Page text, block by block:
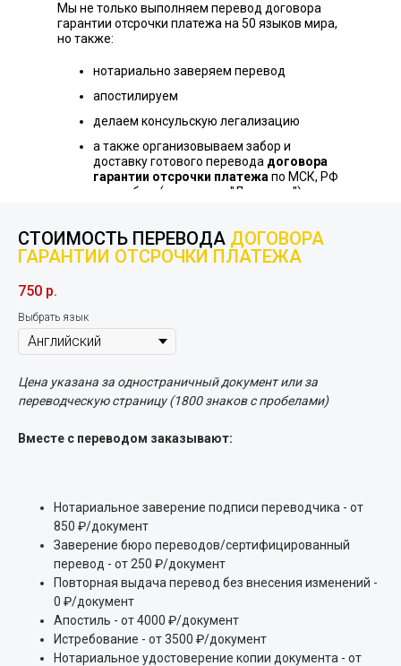
Мы не только выполняем перевод договора
гарантии отсрочки платежа на 50 языков мира,
но также:
нотариально заверяем перевод
апостилируем
делаем консульскую легализацию
а также организовываем забор и
доставку готового перевода договора
гарантии отсрочки платежа по МСК, РФ
и за рубеж (см. раздел "Доставка")
СТОИМОСТЬ ПЕРЕВОДА ДОГОВОРА
ГАРАНТИИ ОТСРОЧКИ ПЛАТЕЖА
750 р.
Выбрать язык
Цена указана за одностраничный документ или за
переводческую страницу (1800 знаков с пробелами)
Вместе с переводом заказывают:
Нотариальное заверение подписи переводчика - от
850 ₽/документ
Заверение бюро переводов/сертифицированный
перевод - от 250 ₽/документ
Повторная выдача перевод без внесения изменений -
0 ₽/документ
Апостиль - от 4000 ₽/документ
Истребование - от 3500 ₽/документ
Нотариальное удостоверение копии документа - от